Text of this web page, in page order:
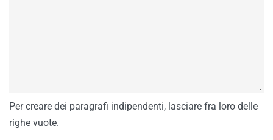
Per creare dei paragrafi indipendenti, lasciare fra loro delle
righe vuote.